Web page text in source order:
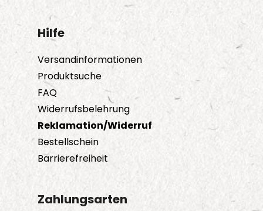
Hilfe
Versandinformationen
Produktsuche
FAQ
Widerrufsbelehrung
Reklamation/Widerruf
Bestellschein
Barrierefreiheit
Zahlungsarten